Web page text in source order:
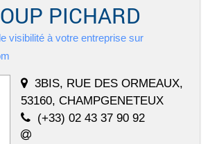
PICHARD
visibilité à votre entreprise sur
3BIS, RUE DES ORMEAUX,
53160, CHAMPGENETEUX
(+33) 02 43 37 90 92